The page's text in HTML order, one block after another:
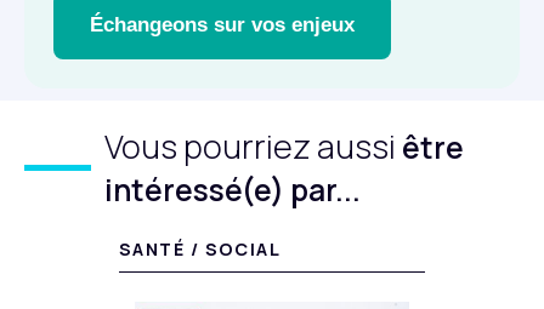
Échangeons sur vos enjeux
Vous pourriez aussi être
intéressé(e) par...
SANTÉ / SOCIAL